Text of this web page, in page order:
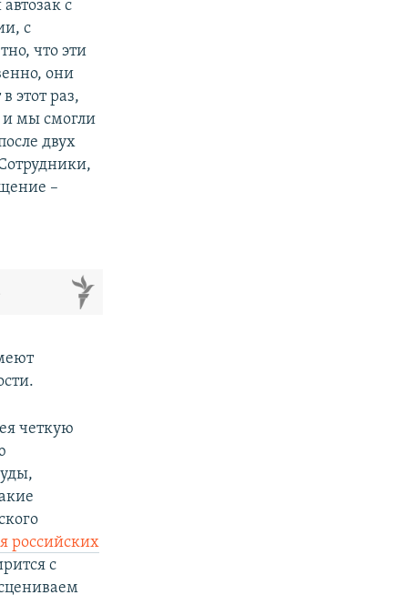
с
с
что эти
они
этот раз,
и мы смогли
двух
–
четкую
российских
с